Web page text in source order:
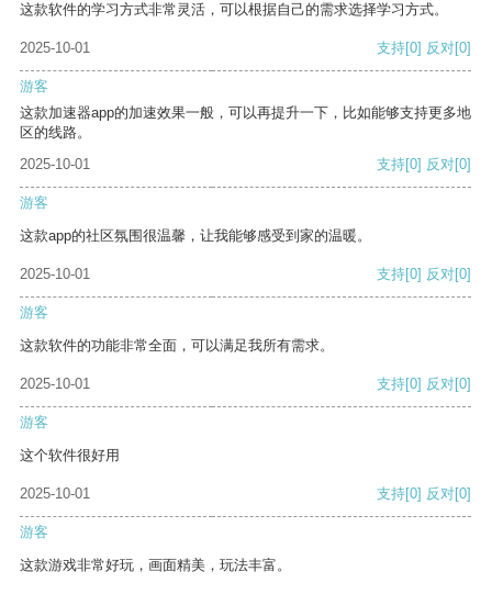
这款软件的学习方式非常灵活，可以根据自己的需求选择学习方式。
2025-10-01 支持[0] 反对[0]
游客
这款加速器app的加速效果一般，可以再提升一下，比如能够支持更多地
区的线路。
2025-10-01
支持[0] 反对[0]
游客
这款app的社区氛围很温馨，让我能够感受到家的温暖。
2025-10-01 支持[0] 反对[0]
游客
这款软件的功能非常全面，可以满足我所有需求。
2025-10-01 支持[0] 反对[0]
游客
这个软件很好用
2025-10-01 支持[0] 反对[0]
游客
这款游戏非常好玩，画面精美，玩法丰富。